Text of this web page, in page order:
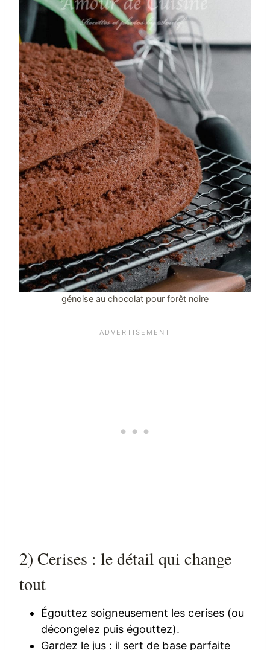
génoise au chocolat pour forêt noire
2) Cerises : le détail qui change
tout
Égouttez soigneusement les cerises (ou
décongelez puis égouttez).
Gardez le jus : il sert de base parfaite